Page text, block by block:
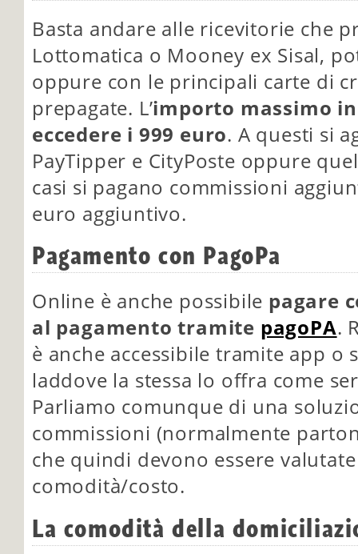
Basta andare alle ricevitorie che
Lottomatica o Mooney ex Sisal,
oppure con le principali carte di
prepagate. L’importo massimo
eccedere i 999 euro. A questi si
PayTipper e CityPoste oppure
casi si pagano commissioni
euro aggiuntivo.
Pagamento con PagoPa
Online è anche possibile pagare
al pagamento tramite pagoPA.
è anche accessibile tramite app o
laddove la stessa lo offra come
Parliamo comunque di una
commissioni (normalmente
che quindi devono essere
comodità/costo.
La comodità della